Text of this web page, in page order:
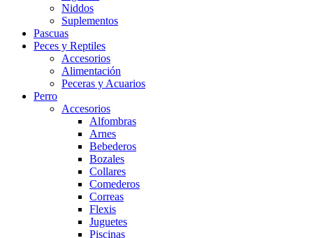
Niddos
Suplementos
Pascuas
Peces y Reptiles
Accesorios
Alimentación
Peceras y Acuarios
Perro
Accesorios
Alfombras
Arnes
Bebederos
Bozales
Collares
Comederos
Correas
Flexis
Juguetes
Piscinas